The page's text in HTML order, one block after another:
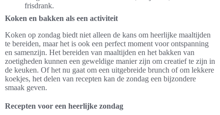
frisdrank.
Koken en bakken als een activiteit
Koken op zondag biedt niet alleen de kans om heerlijke maaltijden
te bereiden, maar het is ook een perfect moment voor ontspanning
en samenzijn. Het bereiden van maaltijden en het bakken van
zoetigheden kunnen een geweldige manier zijn om creatief te zijn in
de keuken. Of het nu gaat om een uitgebreide brunch of om lekkere
koekjes, het delen van recepten kan de zondag een bijzondere
smaak geven.
Recepten voor een heerlijke zondag